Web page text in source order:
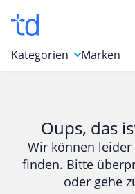
Kategorien
Bücher & Magazine
Computer & Elektronik
Entertainment & Media
Marken
Oups, das
Wir können
finden. Bitte
oder gehe